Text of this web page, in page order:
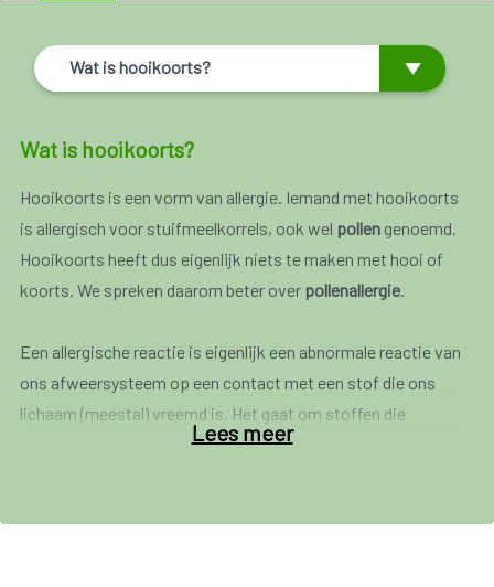
Wat is hooikoorts?
Wat is hooikoorts?
Hooikoorts is een vorm van allergie. Iemand met hooikoorts
is allergisch voor stuifmeelkorrels, ook wel pollengenoemd.
Hooikoorts heeft dus eigenlijk niets te maken met hooi of
koorts. We spreken daarom beter over pollenallergie.
Een allergische reactie is eigenlijk een abnormale reactie van
ons afweersysteem op een contact met een stof die ons
lichaam (meestal) vreemd is. Het gaat om stoffen die
meestal goed worden verdragen, maar die door onze cellen
Lees meer